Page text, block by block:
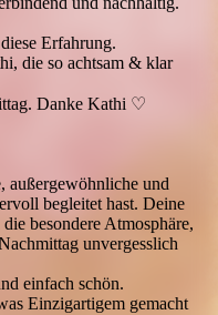
Erfahrung.
die so achtsam & klar
Danke Kathi ♡
außergewöhnliche und
begleitet hast. Deine
besondere Atmosphäre,
unvergesslich
einfach schön.
Einzigartigem gemacht